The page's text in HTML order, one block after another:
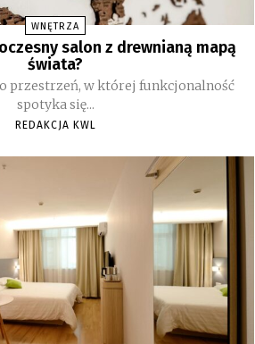
WNĘTRZA
salon z drewnianą mapą
świata?
przestrzeń, w której funkcjonalność
spotyka się...
REDAKCJA KWL